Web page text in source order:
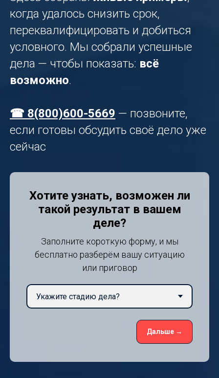
когда удалось снизить срок,
переквалифицировать и добиться
условного. Мы собрали успешные
дела — чтобы показать: всё
возможно.
☎ 8(800)600-5669 — позвоните,
если готовы обсудить своё дело уже
сейчас
Хотите узнать, возможен ли
такой результат в вашем
деле?
Заполните короткую форму, и мы
бесплатно разберём вашу ситуацию
или приговор
Дальше →